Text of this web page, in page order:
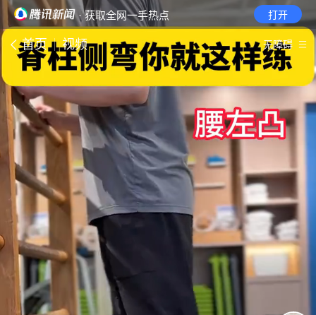
· 获取全网一手热点 打开
首页 视频 无障碍